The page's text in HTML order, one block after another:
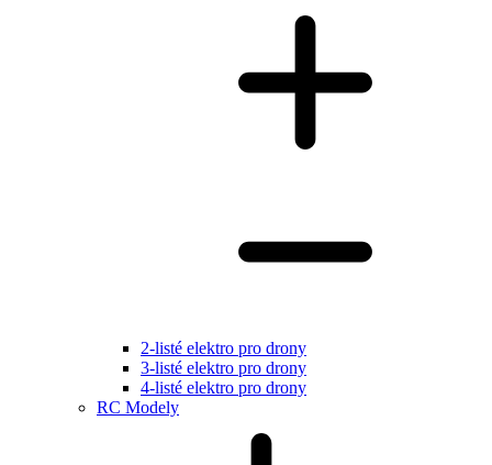
2-listé elektro pro drony
3-listé elektro pro drony
4-listé elektro pro drony
RC Modely